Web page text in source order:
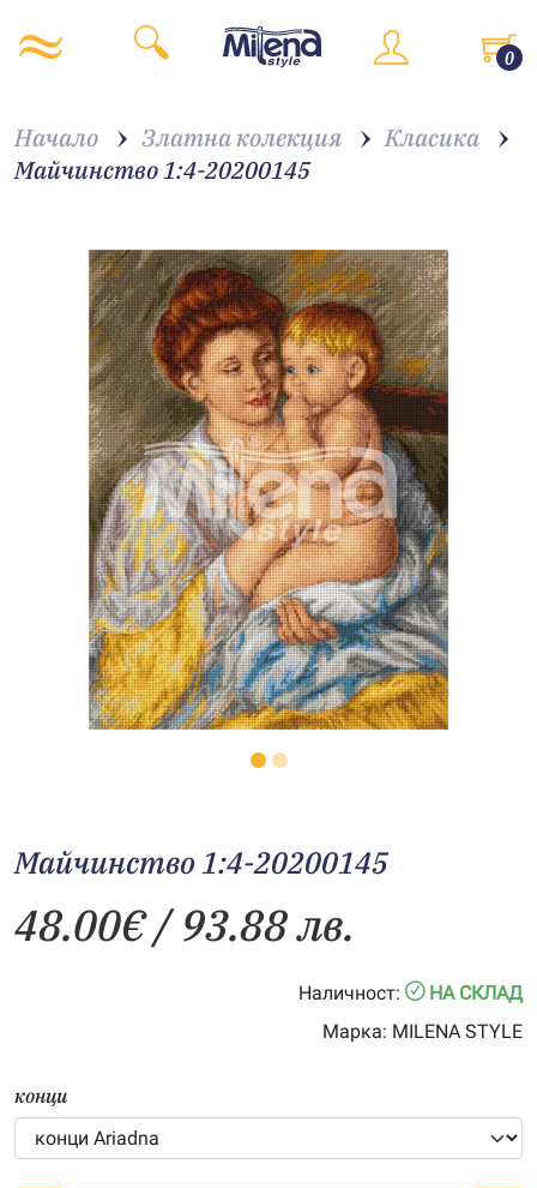
0
Начало Златна колекция
Класика
Майчинство 1:4-20200145
Майчинство 1:4-20200145
48.00€/ 93.88 лв.
Наличност:
НА СКЛАД
Марка: MILENA STYLE
конци